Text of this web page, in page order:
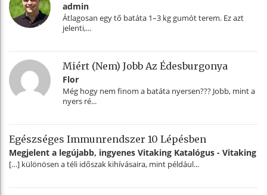
admin
Átlagosan egy tő batáta 1–3 kg gumót terem. Ez azt
jelenti,...
Miért (nem) Jobb Az Édesburgonya
Flor
Még hogy nem finom a batáta nyersen??? Jobb, mint a
nyers ré...
Egészséges Immunrendszer 10 Lépésben
Megjelent a legújabb, ingyenes Vitaking Katalógus - Vitaking
[…] különösen a téli időszak kihívásaira, mint például...